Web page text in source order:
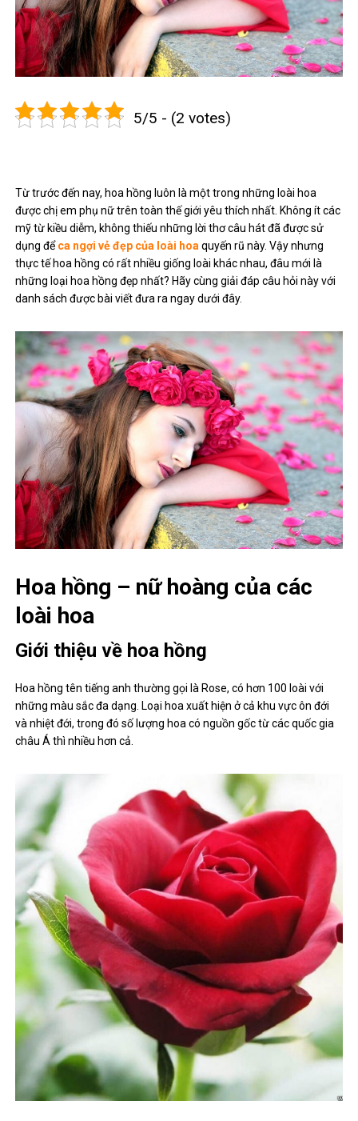
5/5 - (2 votes)
Từ trước đến nay, hoa hồng luôn là một trong những loài hoa
được chị em phụ nữ trên toàn thế giới yêu thích nhất. Không ít các
mỹ từ kiều diễm, không thiếu những lời thơ câu hát đã được sử
dụng đểca ngợi vẻ đẹp của loài hoa quyến rũ này. Vậy nhưng
thực tế hoa hồng có rất nhiều giống loài khác nhau, đâu mới là
những loại hoa hồng đẹp nhất? Hãy cùng giải đáp câu hỏi này với
danh sách được bài viết đưa ra ngay dưới đây.
Hoa hồng – nữ hoàng của các
loài hoa
Giới thiệu về hoa hồng
Hoa hồng tên tiếng anh thường gọi là Rose, có hơn 100 loài với
những màu sắc đa dạng. Loại hoa xuất hiện ở cả khu vực ôn đới
và nhiệt đới, trong đó số lượng hoa có nguồn gốc từ các quốc gia
châu Á thì nhiều hơn cả.